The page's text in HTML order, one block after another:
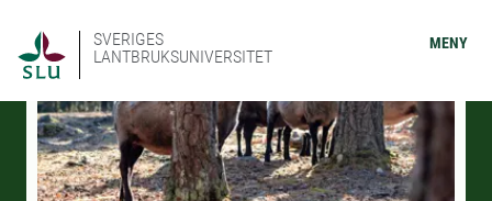
SVERIGES
LANTBRUKSUNIVERSITET
MENY